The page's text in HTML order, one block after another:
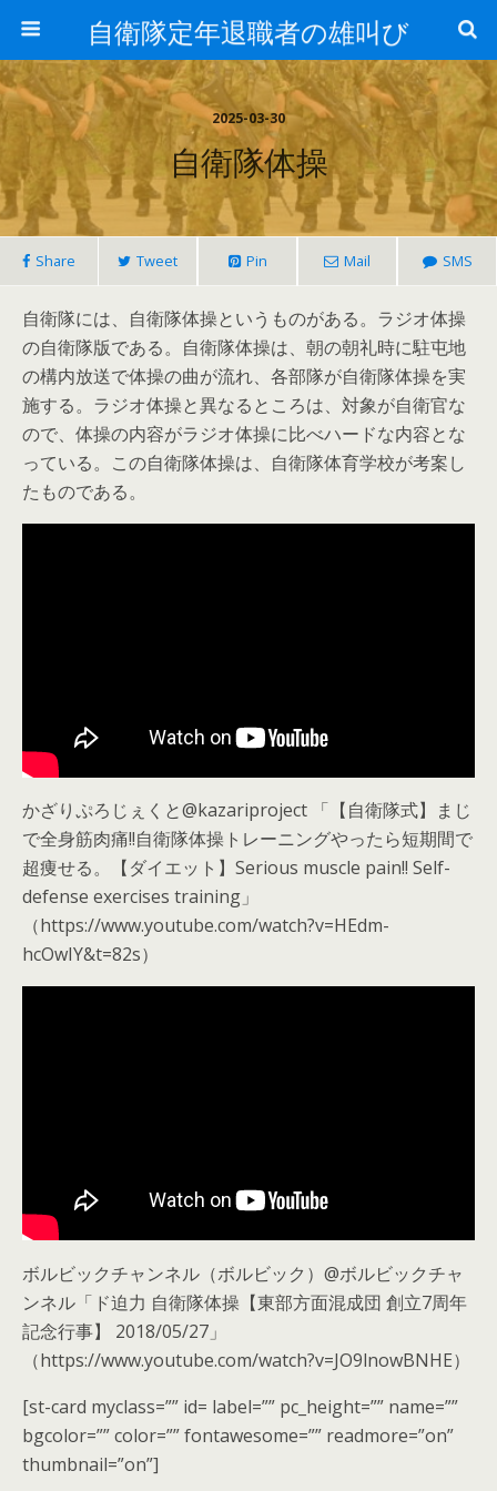
自衛隊定年退職者の雄叫び
2025-03-30
自衛隊体操
Share Tweet Pin Mail SMS
自衛隊には、自衛隊体操というものがある。ラジオ体操
の自衛隊版である。自衛隊体操は、朝の朝礼時に駐屯地
の構内放送で体操の曲が流れ、各部隊が自衛隊体操を実
施する。ラジオ体操と異なるところは、対象が自衛官な
ので、体操の内容がラジオ体操に比べハードな内容とな
っている。この自衛隊体操は、自衛隊体育学校が考案し
たものである。
かざりぷろじぇくと@kazariproject 「【自衛隊式】まじ
で全身筋肉痛!!自衛隊体操トレーニングやったら短期間で
超痩せる。【ダイエット】Serious muscle pain!! Self-
defense exercises training」
（https://www.youtube.com/watch?v=HEdm-
hcOwIY&t=82s）
ボルビックチャンネル（ボルビック）@ボルビックチャ
ンネル「ド迫力 自衛隊体操【東部方面混成団 創立7周年
記念行事】 2018/05/27」
（https://www.youtube.com/watch?v=JO9lnowBNHE）
[st-card myclass=”” id= label=”” pc_height=”” name=””
bgcolor=”” color=”” fontawesome=”” readmore=”on”
thumbnail=”on”]